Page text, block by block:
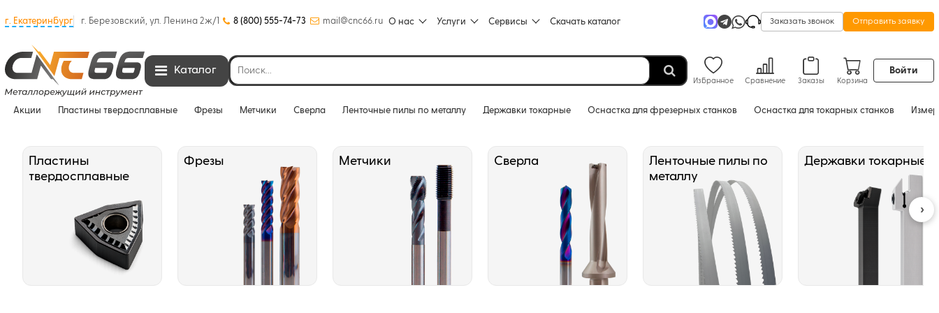
г. Екатеринбург г. Березовский, ул. Ленина 2ж/1 8 (800) 555-74-73 mail@cnc66.ru О нас Услуги Сервисы Скачать каталог Заказать звонок Отправить заявку
Каталог
Избранное Сравнение Заказы Корзина
Войти
Акции Пластины твердосплавные Фрезы Метчики Сверла Ленточные пилы по металлу Державки токарные Оснастка для фрезерных станков Оснастка для токарных станков
Пластины
твердосплавные
Фрезы Метчики Сверла
Ленточные пилы по
металлу
Державки токарные